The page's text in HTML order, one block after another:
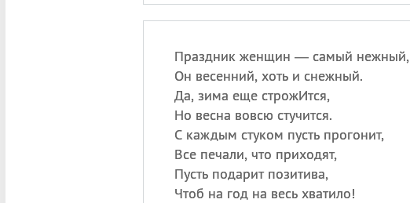
Праздник женщин — самый нежный,
Он весенний, хоть и снежный.
Да, зима еще строжИтся,
Но весна вовсю стучится.
С каждым стуком пусть прогонит,
Все печали, что приходят,
Пусть подарит позитива,
Чтоб на год на весь хватило!